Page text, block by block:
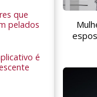
que
pelados
é